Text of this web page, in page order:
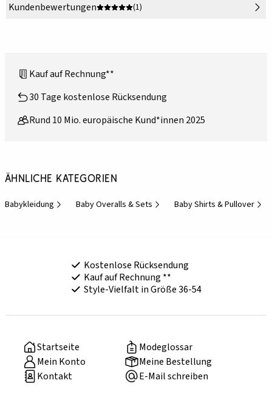
Kundenbewertungen
(1)
Kauf auf Rechnung**
30 Tage kostenlose Rücksendung
Rund 10 Mio. europäische Kund*innen 2025
Ähnliche Kategorien
Babykleidung Baby Overalls & Sets Baby Shirts & Pullover
Kostenlose Rücksendung
Kauf auf Rechnung **
Style-Vielfalt in Größe 36-54
Startseite
Modeglossar
Mein Konto
Meine Bestellung
Kontakt
E-Mail schreiben